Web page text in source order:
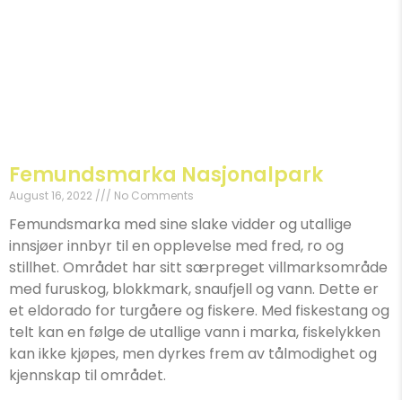
Femundsmarka Nasjonalpark
August 16, 2022 No Comments
Femundsmarka med sine slake vidder og utallige
innsjøer innbyr til en opplevelse med fred, ro og
stillhet. Området har sitt særpreget villmarksområde
med furuskog, blokkmark, snaufjell og vann. Dette er
et eldorado for turgåere og fiskere. Med fiskestang og
telt kan en følge de utallige vann i marka, fiskelykken
kan ikke kjøpes, men dyrkes frem av tålmodighet og
kjennskap til området.